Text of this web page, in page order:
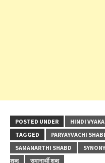
POSTED UNDER HINDI
TAGGED
PARYAYVACHI
SAMANARTHI SHABD
शब्द
समानार्थी शब्द